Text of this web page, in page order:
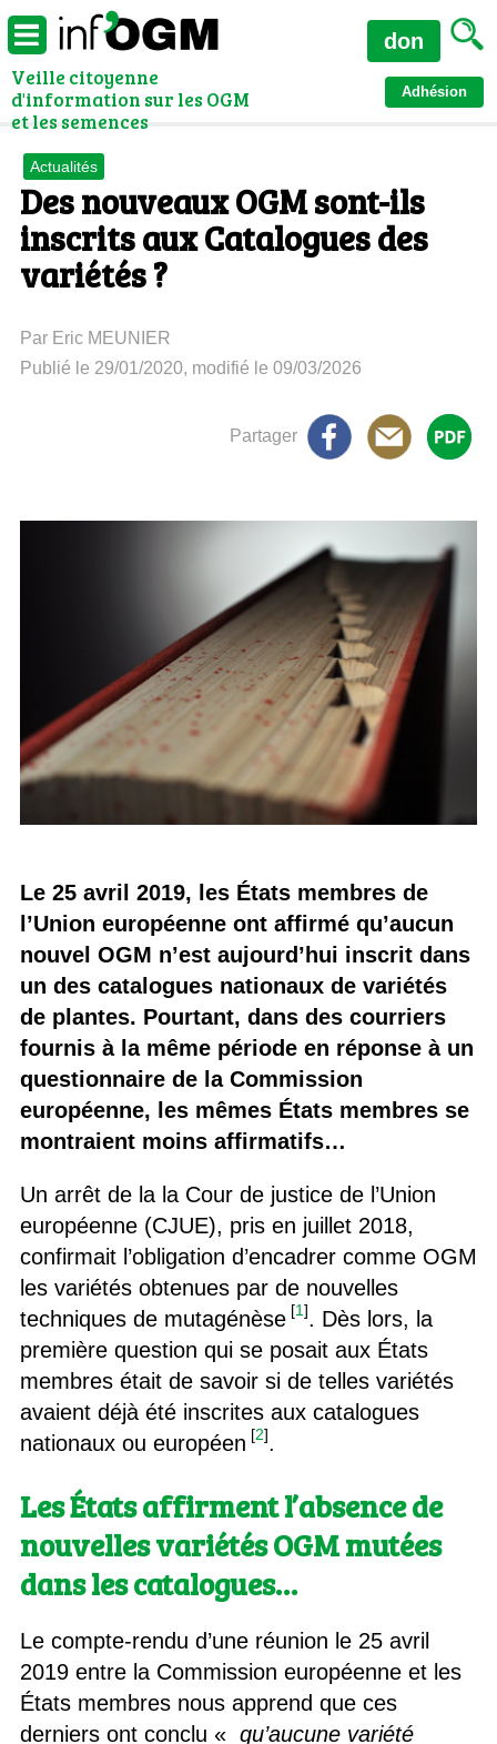
Veille citoyenne
d'information sur les OGM
et les semences
Adhésion
don
Actualités
Des nouveaux OGM sont-ils
inscrits aux Catalogues des
variétés ?
Par Eric MEUNIER
Publié le 29/01/2020, modifié le 09/03/2026
Partager
Le 25 avril 2019, les États membres de
l’Union européenne ont affirmé qu’aucun
nouvel OGM n’est aujourd’hui inscrit dans
un des catalogues nationaux de variétés
de plantes. Pourtant, dans des courriers
fournis à la même période en réponse à un
questionnaire de la Commission
européenne, les mêmes États membres se
montraient moins affirmatifs…
Un arrêt de la la Cour de justice de l’Union
européenne (CJUE), pris en juillet 2018,
confirmait l’obligation d’encadrer comme OGM
les variétés obtenues par de nouvelles
techniques de mutagénèse [1]. Dès lors, la
première question qui se posait aux États
membres était de savoir si de telles variétés
avaient déjà été inscrites aux catalogues
nationaux ou européen [2].
Les États affirment l’absence de
nouvelles variétés OGM mutées
dans les catalogues…
Le compte-rendu d’une réunion le 25 avril
2019 entre la Commission européenne et les
États membres nous apprend que ces
derniers ont conclu « qu’aucune variété